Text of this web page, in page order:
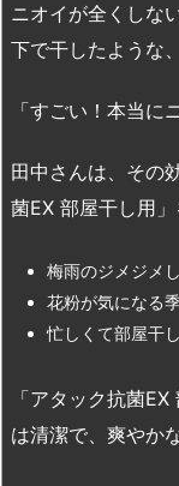
ニオイが全くしな
下で干したような
「すごい！本当に
田中さんは、その
菌EX 部屋干し用
梅雨のジメジメ
花粉が気になる
忙しくて部屋干
「アタック抗菌
は清潔で、爽やか